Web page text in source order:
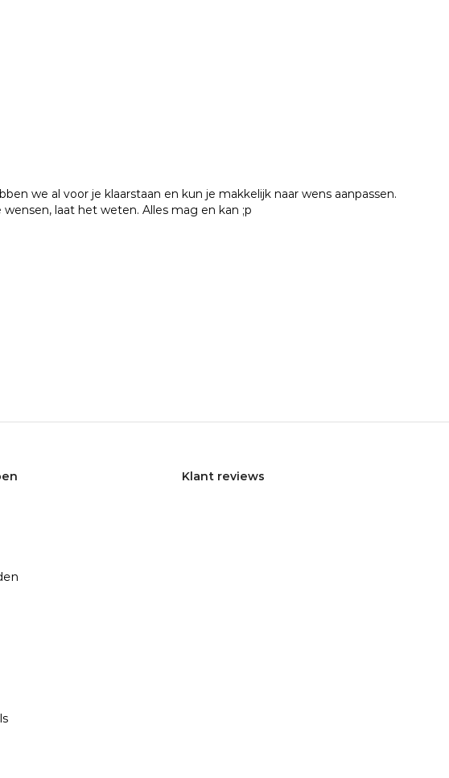
we al voor je klaarstaan en kun je makkelijk naar wens aanpassen.
laat het weten. Alles mag en kan ;p
Klant reviews